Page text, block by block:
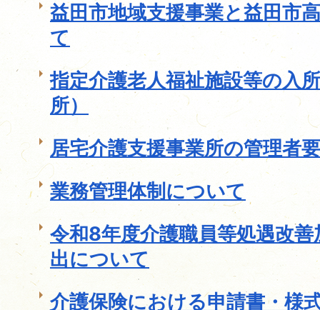
益田市地域支援事業と益田市
て
指定介護老人福祉施設等の入
所）
居宅介護支援事業所の管理者
業務管理体制について
令和8年度介護職員等処遇改
出について
介護保険における申請書・様